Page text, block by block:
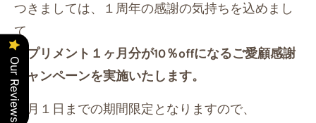
つきましては、１周年の感謝の気持ちを込めまし
て
サプリメント１ヶ月分が10％offになるご愛顧感謝
キャンペーンを実施いたします。
４月１日までの期間限定となりますので、
Our Reviews